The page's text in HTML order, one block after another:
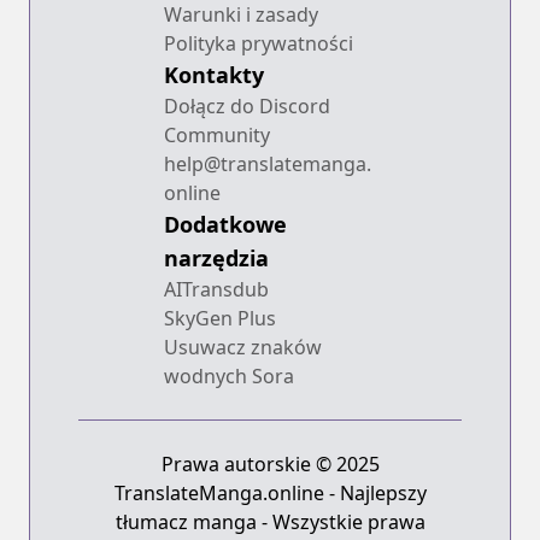
Warunki i zasady
Polityka prywatności
Kontakty
Dołącz do Discord
Community
help@translatemanga.
online
Dodatkowe
narzędzia
AITransdub
SkyGen Plus
Usuwacz znaków
wodnych Sora
Prawa autorskie © 2025
TranslateManga.online - Najlepszy
tłumacz manga - Wszystkie prawa